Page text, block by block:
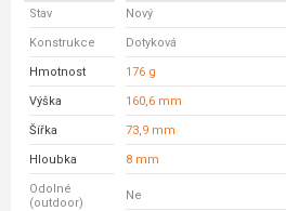
Stav
Nový
Konstrukce Dotyková
Hmotnost 176 g
Výška 160,6 mm
Šířka 73,9 mm
Hloubka 8 mm
Odolné
(outdoor)
Ne